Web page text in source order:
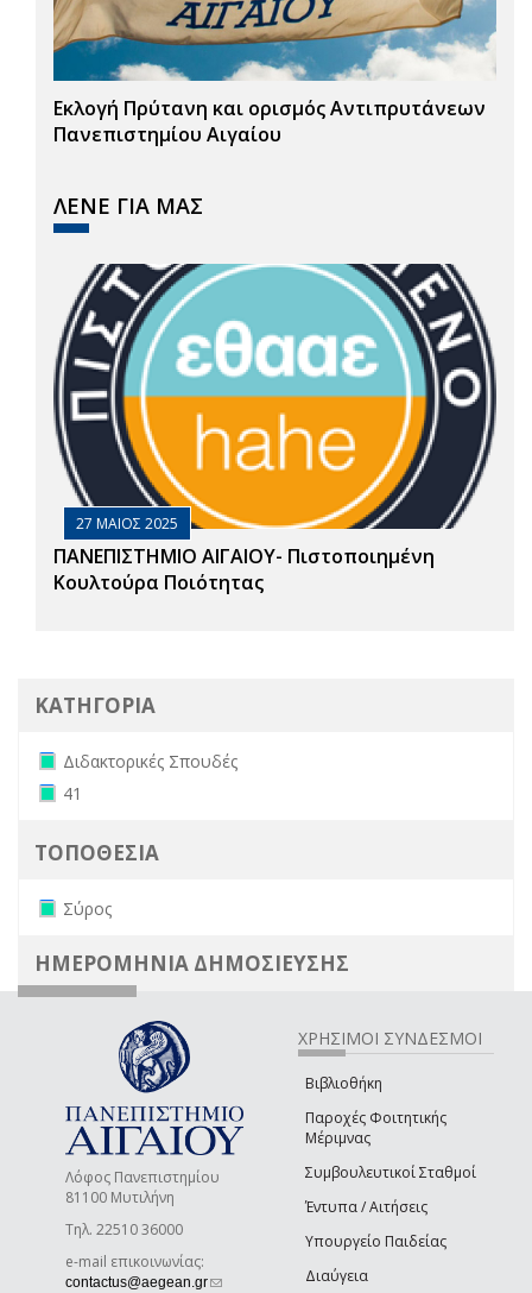
Εκλογή Πρύτανη και ορισμός Αντιπρυτάνεων
Πανεπιστημίου Αιγαίου
ΛΕΝΕ ΓΙΑ ΜΑΣ
27 ΜΑΙΟΣ 2025
ΠΑΝΕΠΙΣΤΗΜΙΟ ΑΙΓΑΙΟΥ- Πιστοποιημένη
Κουλτούρα Ποιότητας
ΚΑΤΗΓΟΡΙΑ
Remove Διδακτορικές Σπουδές filter
Διδακτορικές Σπουδές
Remove 41 filter
41
ΤΟΠΟΘΕΣΙΑ
Remove Σύρος filter
Σύρος
ΗΜΕΡΟΜΗΝΙΑ ΔΗΜΟΣΙΕΥΣΗΣ
Λόφος Πανεπιστημίου
81100 Μυτιλήνη
Τηλ. 22510 36000
e-mail επικοινωνίας:
contactus@aegean.gr(link sends e-mail)
ΧΡΗΣΙΜΟΙ ΣΥΝΔΕΣΜΟΙ
Βιβλιοθήκη
Παροχές Φοιτητικής
Μέριμνας
Συμβουλευτικοί Σταθμοί
Έντυπα / Αιτήσεις
Υπουργείο Παιδείας
Διαύγεια